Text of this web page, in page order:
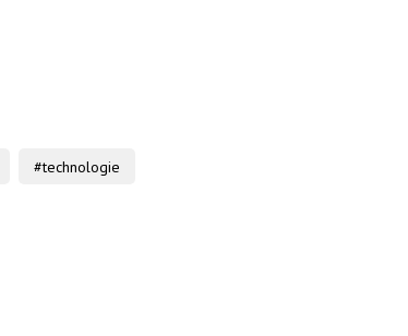
#technologie